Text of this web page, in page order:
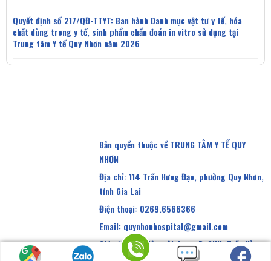
Quyết định số 217/QĐ-TTYT: Ban hành Danh mục vật tư y tế, hóa
chất dùng trong y tế, sinh phẩm chẩn đoán in vitro sử dụng tại
Trung tâm Y tế Quy Nhơn năm 2026
Bản quyền thuộc về TRUNG TÂM Y TẾ QUY
NHƠN
Địa chỉ: 114 Trần Hưng Đạo, phường Quy Nhơn,
tỉnh Gia Lai
Điện thoại: 0269.6566366
Email: quynhonhospital@gmail.com
Chịu trách nhiệm nội dung: BsCKII. Trần Kỳ
Hậu, Giám đốc Trung tâm Y tế